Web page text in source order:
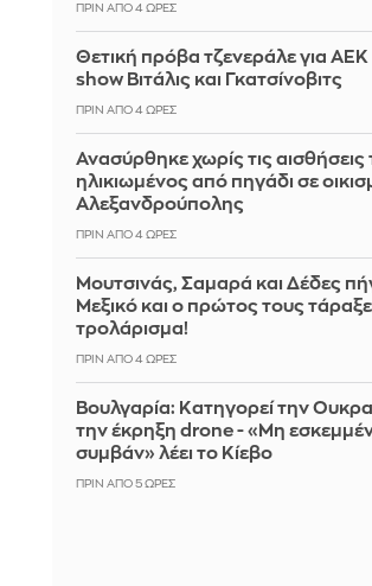
ΠΡΙΝ ΑΠΌ 4 ΏΡΕΣ
Θετική πρόβα τζενεράλε για ΑΕΚ
show Βιτάλις και Γκατσίνοβιτς
ΠΡΙΝ ΑΠΌ 4 ΏΡΕΣ
Ανασύρθηκε χωρίς τις αισθήσεις
ηλικιωμένος από πηγάδι σε
Αλεξανδρούπολης
ΠΡΙΝ ΑΠΌ 4 ΏΡΕΣ
Μουτσινάς, Σαμαρά και Δέδες
Μεξικό και ο πρώτος τους
τρολάρισμα!
ΠΡΙΝ ΑΠΌ 4 ΏΡΕΣ
Βουλγαρία: Κατηγορεί την
την έκρηξη drone - «Μη
συμβάν» λέει το Κίεβο
ΠΡΙΝ ΑΠΌ 5 ΏΡΕΣ